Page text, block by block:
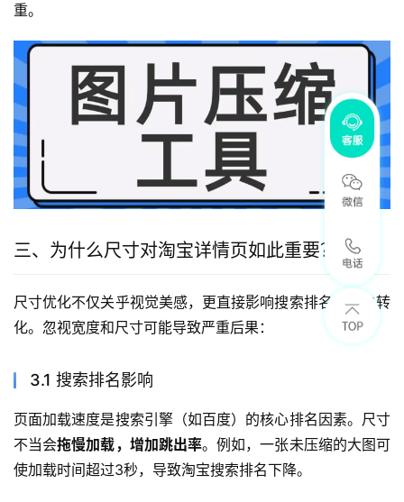
重。
三、为什么尺寸对淘宝详情页如此重要？
尺寸优化不仅关乎视觉美感，更直接影响搜索排名和用户转
化。忽视宽度和尺寸可能导致严重后果：
3.1 搜索排名影响
页面加载速度是搜索引擎（如百度）的核心排名因素。尺寸
不当会拖慢加载，增加跳出率。例如，一张未压缩的大图可
使加载时间超过3秒，导致淘宝搜索排名下降。